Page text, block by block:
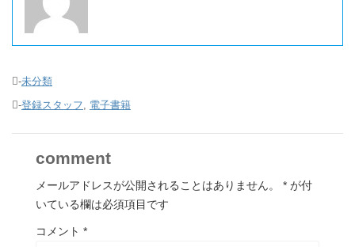
-未分類
-登録スタッフ, 電子書籍
comment
メールアドレスが公開されることはありません。 * が付
いている欄は必須項目です
コメント *